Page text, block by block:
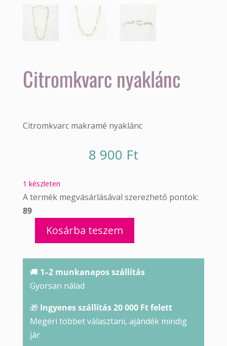
Citromkvarc nyaklánc
Citromkvarc makramé nyaklánc
8 900 Ft
1 készleten
A termék megvásárlásával szerezhető pontok:
89
CitromkvarcKosárba teszem
🚚 1–2 munkanapos szállítás
Gyorsan nálad
🎁 Ingyenes szállítás 20 000 Ft felett
Megéri többet választani, ajándék mindig
jár